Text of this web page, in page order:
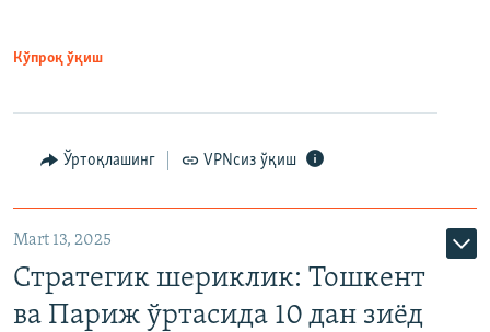
Кўпроқ ўқиш
Ўртоқлашинг VPNсиз ўқиш
Mart 13, 2025
Стратегик шериклик: Тошкент
ва Париж ўртасида 10 дан зиёд